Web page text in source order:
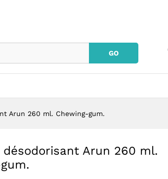
GO
Arun 260 ml. Chewing-gum.
désodorisant Arun 260 ml.